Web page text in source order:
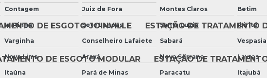
DE ESGOTO JOINVILLE ESTAÇÃO DE TRATAMENTO
DE ESGOTO MODULAR ESTAÇÃO DE
Contagem Juiz de Fora Montes Claros Betim
Ipatinga Sete Lagoas Santa Luzia Ibirité
Varginha Conselheiro Lafaiete Sabará
Nova Lima Araxá Nova Serrana Lavras
Itaúna Pará de Minas Paracatu Itajubá